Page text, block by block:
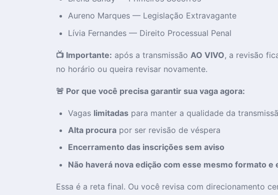
Aureno Marques — Legislação Extravagante
Lívia Fernandes — Direito Processual Penal
📺 Importante: após a transmissão AO VIVO, a revisão
no horário ou queira revisar novamente.
🚨 Por que você precisa garantir sua vaga agora:
Vagas limitadas para manter a qualidade da
Alta procura por ser revisão de véspera
Encerramento das inscrições sem aviso
Não haverá nova edição com esse mesmo formato e
Essa é a reta final. Ou você revisa com direcionamento